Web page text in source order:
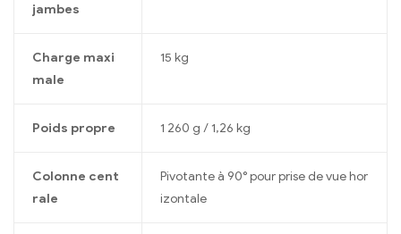
jambes
Charge maxi
male
15 kg
Poids propre 1 260 g / 1,26 kg
Colonne cent
rale
Pivotante à 90° pour prise de vue hor
izontale